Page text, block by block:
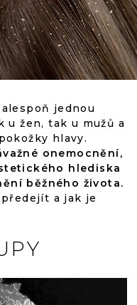
jednou
u žen, tak u mužů a
hlavy.
onemocnění,
hlediska
běžného života.
a jak je